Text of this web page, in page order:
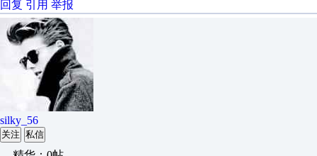
回复 引用 举报
silky_56
关注 私信